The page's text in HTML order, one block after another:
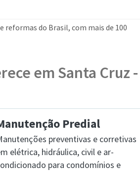
reformas do Brasil, com mais de 100
em Santa Cruz -
Predial
preventivas e corretivas
elétrica, hidráulica, civil e ar-
para condomínios e